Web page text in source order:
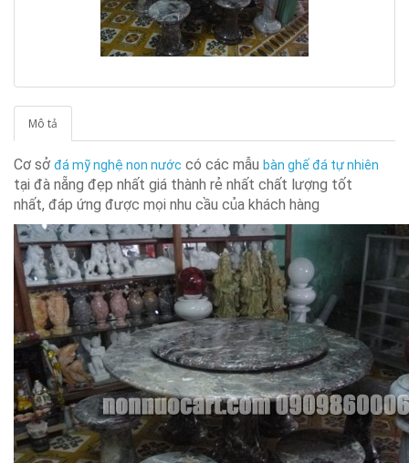
Mô tả
Cơ sở đá mỹ nghệ non nước có các mẫu bàn ghế đá tự nhiên
tại đà nẵng đẹp nhất giá thành rẻ nhất chất lượng tốt
nhất, đáp ứng được mọi nhu cầu của khách hàng